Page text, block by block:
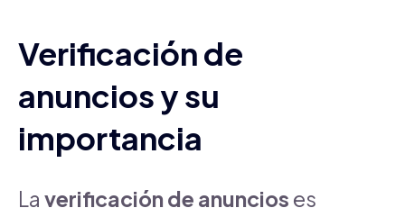
Verificación de
anuncios y su
importancia
La verificación de anuncios es